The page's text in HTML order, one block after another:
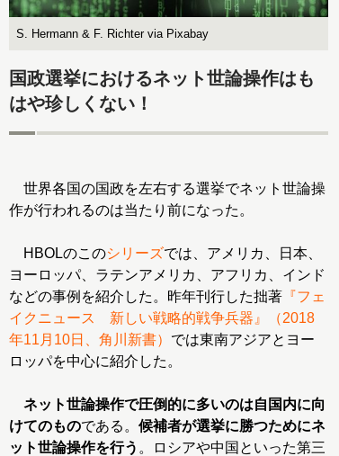
S. Hermann & F. Richter via Pixabay
国政選挙におけるネット世論操作はも
はや珍しくない！
世界各国の国政を左右する選挙でネット世論操
作が行われるのは当たり前になった。
HBOLのこのシリーズでは、アメリカ、日本、
ヨーロッパ、ラテンアメリカ、アフリカ、インド
などの事例を紹介した。昨年刊行した拙著 『フェ
イクニュース 新しい戦略的戦争兵器』（2018
年11月10日、角川新書） では東南アジアとヨー
ロッパを中心に紹介した。
ネット世論操作で圧倒的に多いのは自国内に向
けてのものである。 候補者が選挙に勝つためにネ
ット世論操作を行う 。ロシアや中国といった第三